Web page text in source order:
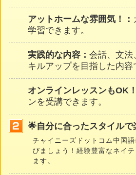
アットホームな雰囲気！：
学習できます。
実践的な内容： 会話、文法
キルアップを目指した内容
オンラインレッスンもOK
ンを受講できます。
🌟自分に合ったスタイル
チャイニーズドットコム中国
びましょう！経験豊富なネイ
ます。